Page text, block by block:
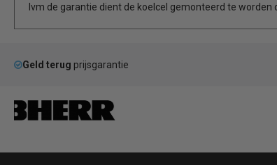
Ivm de garantie dient de koelcel gemonteerd te worden
Geld terug prijsgarantie